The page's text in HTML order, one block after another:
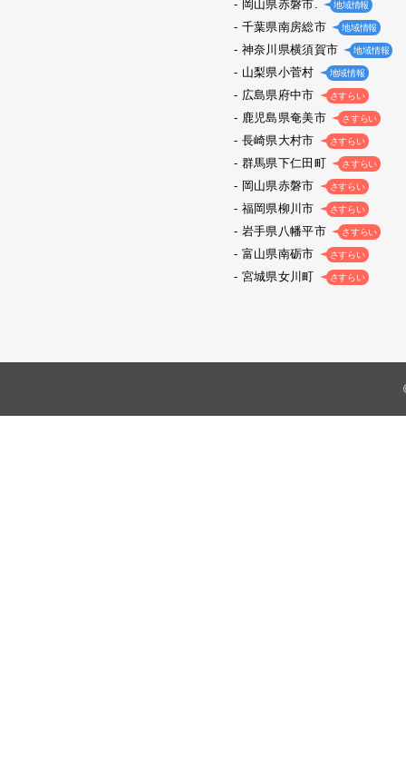
岡山県赤磐市. 地域情報
千葉県南房総市 地域情報
神奈川県横須賀市 地域情報
山梨県小菅村 地域情報
広島県府中市 さすらい
鹿児島県奄美市 さすらい
長崎県大村市 さすらい
群馬県下仁田町 さすらい
岡山県赤磐市 さすらい
福岡県柳川市 さすらい
岩手県八幡平市 さすらい
富山県南砺市 さすらい
宮城県女川町 さすらい